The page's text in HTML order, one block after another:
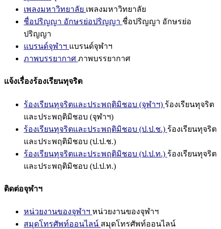
เพลงมหาวิทยาลัย เพลงมหาวิทยาลัย
ชื่อปริญญา อักษรย่อปริญญา ชื่อปริญญา อักษรย่อ
ปริญญา
แบรนด์จุฬาฯ แบรนด์จุฬาฯ
ภาพบรรยากาศ ภาพบรรยากาศ
แจ้งเรื่องร้องเรียนทุจริต
ร้องเรียนทุจริตและประพฤติมิชอบ (จุฬาฯ) ร้องเรียนทุจริต
และประพฤติมิชอบ (จุฬาฯ)
ร้องเรียนทุจริตและประพฤติมิชอบ (ป.ป.ช.) ร้องเรียนทุจริต
และประพฤติมิชอบ (ป.ป.ช.)
ร้องเรียนทุจริตและประพฤติมิชอบ (ป.ป.ท.) ร้องเรียนทุจริต
และประพฤติมิชอบ (ป.ป.ท.)
ติดต่อจุฬาฯ
หน่วยงานของจุฬาฯ หน่วยงานของจุฬาฯ
สมุดโทรศัพท์ออนไลน์ สมุดโทรศัพท์ออนไลน์